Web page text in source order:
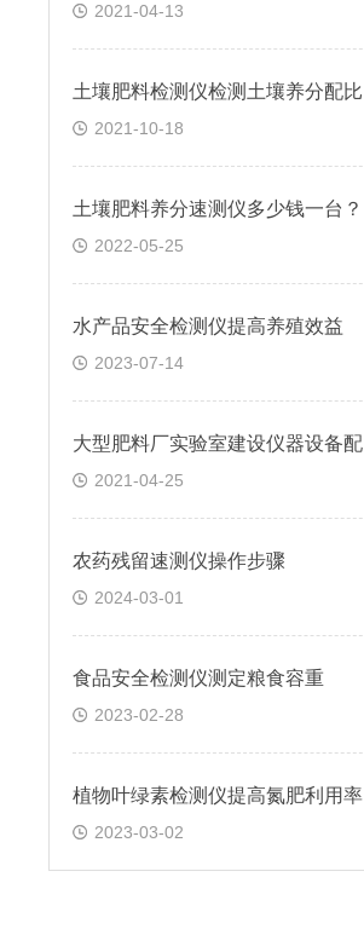
2021-04-13
2021-10-18
2022-05-25
水产品安全检测仪提高养殖效益
2023-07-14
2021-04-25
农药残留速测仪操作步骤
2024-03-01
食品安全检测仪测定粮食容重
2023-02-28
植物叶绿素检测仪提高氮肥利用率
2023-03-02